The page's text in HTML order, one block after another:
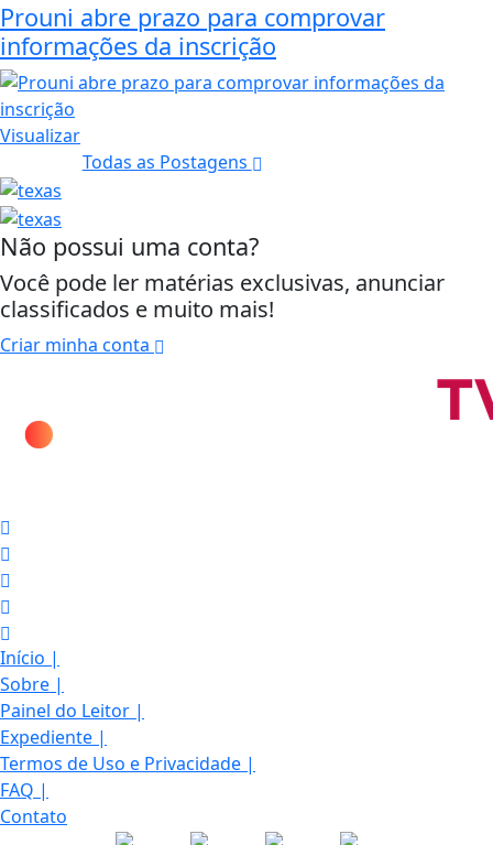
Prouni abre prazo para comprovar
informações da inscrição
Visualizar
Todas as Postagens
Não possui uma conta?
Você pode ler matérias exclusivas, anunciar
classificados e muito mais!
Criar minha conta
Início |
Sobre |
Painel do Leitor |
Expediente |
Termos de Uso e Privacidade |
FAQ |
Contato